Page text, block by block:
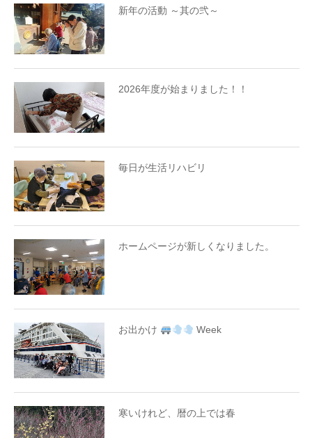
新年の活動 ～其の弐～
2026年度が始まりました！！
毎日が生活リハビリ
ホームページが新しくなりました。
お出かけ Week
寒いけれど、暦の上では春